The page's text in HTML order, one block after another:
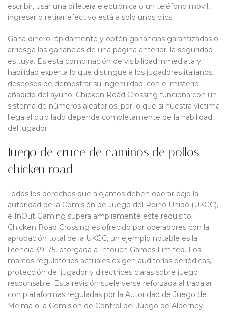
escribir, usar una billetera electrónica o un teléfono móvil,
ingresar o retirar efectivo está a solo unos clics.
Gana dinero rápidamente y obtén ganancias garantizadas o
arriesga las ganancias de una página anterior; la seguridad
es tuya. Es esta combinación de visibilidad inmediata y
habilidad experta lo que distingue a los jugadores italianos,
deseosos de demostrar su ingenuidad, con el misterio
añadido del ayuno. Chicken Road Crossing funciona con un
sistema de números aleatorios, por lo que si nuestra víctima
llega al otro lado depende completamente de la habilidad
del jugador.
Juego de cruce de caminos de pollos –
chicken road
Todos los derechos que alojamos deben operar bajo la
autoridad de la Comisión de Juego del Reino Unido (UKGC),
e InOut Gaming supera ampliamente este requisito.
Chicken Road Crossing es ofrecido por operadores con la
aprobación total de la UKGC; un ejemplo notable es la
licencia 39175, otorgada a Intouch Games Limited. Los
marcos regulatorios actuales exigen auditorías periódicas,
protección del jugador y directrices claras sobre juego
responsable. Esta revisión suele verse reforzada al trabajar
con plataformas reguladas por la Autoridad de Juego de
Melma o la Comisión de Control del Juego de Alderney.